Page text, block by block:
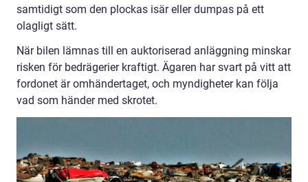
samtidigt som den plockas isär eller dumpas på ett
olagligt sätt.
När bilen lämnas till en auktoriserad anläggning minskar
risken för bedrägerier kraftigt. Ägaren har svart på vitt att
fordonet är omhändertaget, och myndigheter kan följa
vad som händer med skrotet.